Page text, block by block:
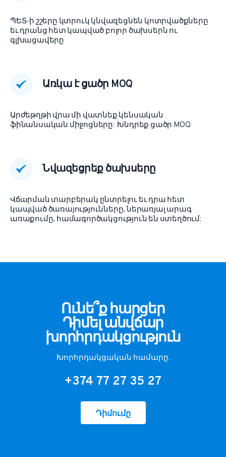
ՊԵՏ-ի շշերը կտրուկ կնվազեցնեն կոտրվածքները
եւ դրանց հետ կապված բոլոր ծախսերն ու
գլխացավերը
Առկա է ցածր MOQ
Արժեթղթի վրա մի վատնեք կենսական
ֆինանսական միջոցները: Խնդրեք ցածր MOQ
Նվազեցրեք ծախսերը
Վճարման տարբերակ ընտրելու եւ դրա հետ
կապված ծառայությունները, ներառյալ արագ
առաքումը, համագործակցություն են ստեղծում:
Ունե՞ք հարցեր
Դիմել անվճար
խորհրդակցություն
Խորհրդակցական համարը.
+374 77 27 35 27
Դիմումը